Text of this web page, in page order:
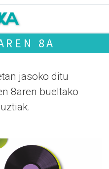
8A
jasoko ditu
8aren bueltako